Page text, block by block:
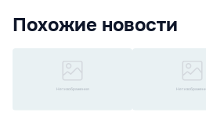
Похожие новости